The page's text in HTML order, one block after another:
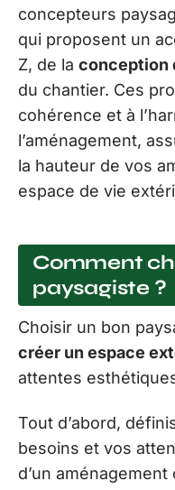
concepteurs
qui proposent un
Z, de la conception
du chantier. Ces
cohérence et à
l’aménagement,
la hauteur de vos
espace de vie
Comment
paysagiste ?
Choisir un bon
créer un espace
attentes
Tout d’abord,
besoins et vos
d’un